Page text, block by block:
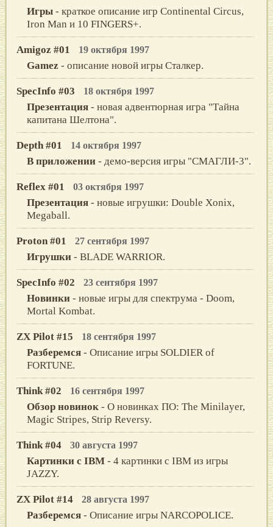
Игры - краткое описание игр Continental Circus,
Iron Man и 10 FINGERS+.
Amigoz #01 19 октября 1997
Gamez - описание новой игры Сталкер.
SpecInfo #03 18 октября 1997
Презентация - новая адвентюрная игра "Тайна
капитана Шелтона".
Depth #01 14 октября 1997
В приложении - демо-версия игры "CМАГЛИ-3".
Reflex #01 03 октября 1997
Презентация - новые игрушки: Double Xonix,
Megaball.
Proton #01 27 сентября 1997
Игрушки - BLADE WARRIOR.
SpecInfo #02 23 сентября 1997
Новинки - новые игры для спектрума - Doom,
Mortal Kombat.
ZX Pilot #15 18 сентября 1997
Разберемся - Описание игры SOLDIER of
FORTUNE.
Think #02 16 сентября 1997
Обзор новинок - О новинках ПО: The Minilayer,
Magic Stripes, Strip Reversy.
Think #04 30 августа 1997
Картинки с IBM - 4 картинки с IBM из игры
JAZZY.
ZX Pilot #14 28 августа 1997
Разберемся - Описание игры NARCOPOLICE.